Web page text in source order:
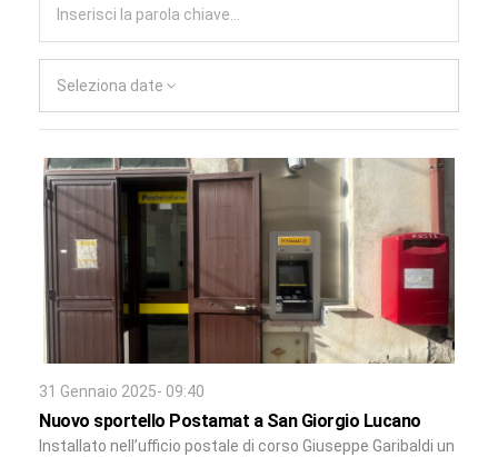
Seleziona date
31 Gennaio 2025- 09:40
Nuovo sportello Postamat a San Giorgio Lucano
Installato nell’ufficio postale di corso Giuseppe Garibaldi un